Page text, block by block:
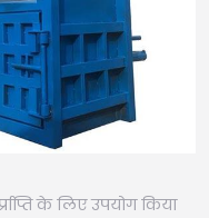
के लिए उपयोग किया